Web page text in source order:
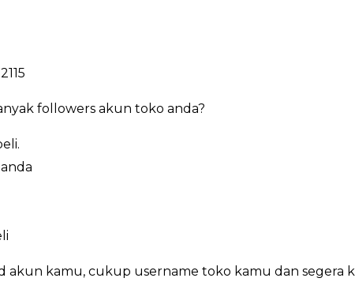
followers akun toko anda?
akun kamu, cukup username toko kamu dan segera